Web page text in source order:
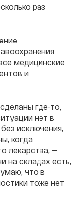
раз
медицинские
и
где-то,
нет в
исключения,
когда
лекарства, —
на складах есть,
что в
тоже нет